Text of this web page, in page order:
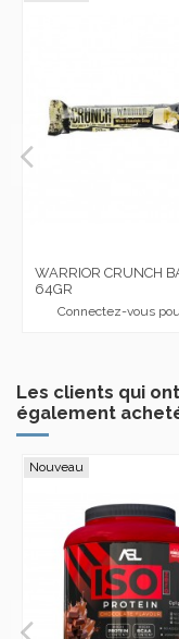
WARRIOR CRUNCH
64GR
Connectez-vous
Les clients qui
également
Nouveau